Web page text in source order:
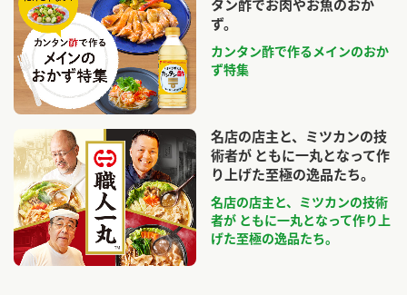
タン酢でお肉やお魚のおか
ず。
カンタン酢で作るメインのおか
ず特集
名店の店主と、ミツカンの技
術者が ともに一丸となって作
り上げた至極の逸品たち。
名店の店主と、ミツカンの技術
者が ともに一丸となって作り上
げた至極の逸品たち。